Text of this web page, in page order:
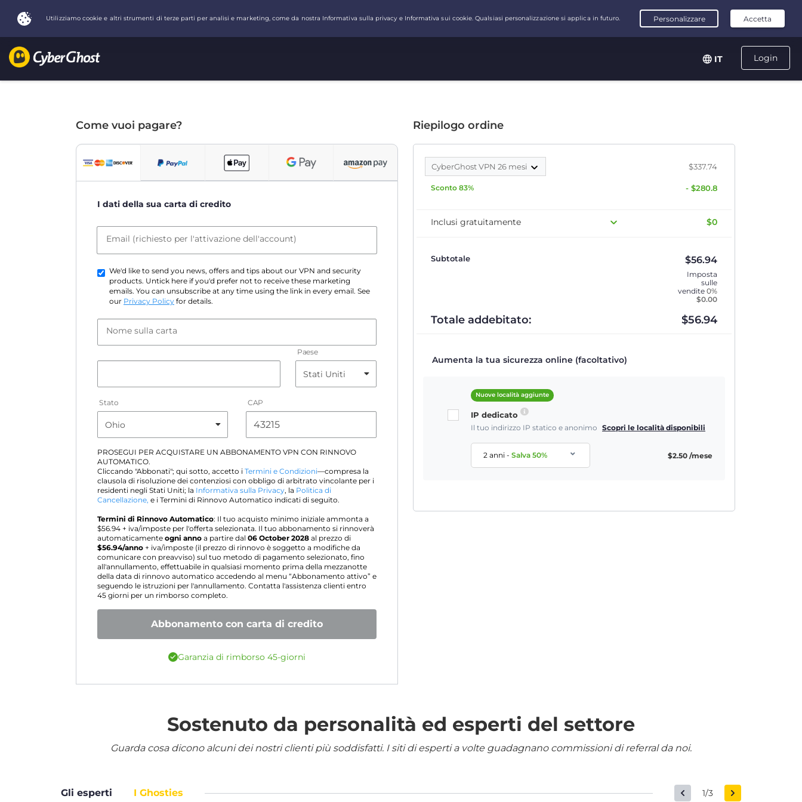
Login
IT
Come vuoi pagare?
I dati della sua carta di credito
Email (richiesto per l'attivazione dell'account)
We'd like to send you news, offers and tips about our VPN and security
products. Untick here if you'd prefer not to receive these marketing
emails. You can unsubscribe at any time using the link in every email. See
our Privacy Policy for details.
Nome sulla carta
Paese
Stato CAP
PROSEGUI PER ACQUISTARE UN ABBONAMENTO VPN CON RINNOVO
AUTOMATICO.
Cliccando "Abbonati"; qui sotto, accetto i Termini e Condizioni—compresa la
clausola di risoluzione dei contenziosi con obbligo di arbitrato vincolante per i
residenti negli Stati Uniti; la Informativa sulla Privacy, la Politica di
Cancellazione, e i Termini di Rinnovo Automatico indicati di seguito.
Termini di Rinnovo Automatico: Il tuo acquisto minimo iniziale ammonta a
$56.94 + iva/imposte per l'offerta selezionata. Il tuo abbonamento si rinnoverà
automaticamente ogni anno a partire dal 06 October 2028 al prezzo di
$56.94/anno + iva/imposte (il prezzo di rinnovo è soggetto a modifiche da
comunicare con preavviso) sul tuo metodo di pagamento selezionato, fino
all'annullamento, effettuabile in qualsiasi momento prima della mezzanotte
della data di rinnovo automatico accedendo al menu “Abbonamento attivo” e
seguendo le istruzioni per l'annullamento. Contatta l'assistenza clienti entro
45 giorni per un rimborso completo.
Abbonamento con carta di credito
Garanzia di rimborso 45-giorni
Riepilogo ordine
CyberGhost VPN 26 mesi $337.74
Sconto 83% - $280.8
Inclusi gratuitamente $0
Subtotale $56.94
Imposta
sulle
vendite 0%
$0.00
Totale addebitato: $56.94
Aumenta la tua sicurezza online (facoltativo)
Nuove località aggiunte
IP dedicato
Il tuo indirizzo IP statico e anonimo Scopri le località disponibili
2 anni-Salva50% $2.50 /mese
Sostenuto da personalità ed esperti del settore
Guarda cosa dicono alcuni dei nostri clienti più soddisfatti. I siti di esperti a volte guadagnano commissioni di referral da noi.
Gli esperti I Ghosties 1/3